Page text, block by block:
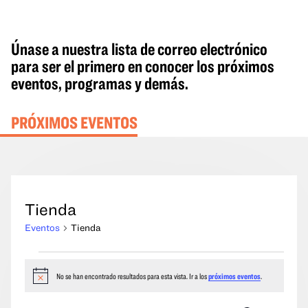
Únase a nuestra lista de correo electrónico
para ser el primero en conocer los próximos
eventos, programas y demás.
PRÓXIMOS EVENTOS
Tienda
Eventos Tienda
Aviso No se han encontrado resultados para esta vista. Ir a lospróximos eventos.